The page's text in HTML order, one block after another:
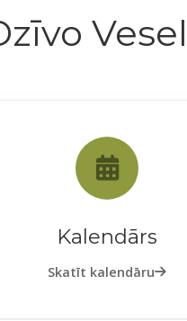
Kalendārs
Skatīt kalendāru